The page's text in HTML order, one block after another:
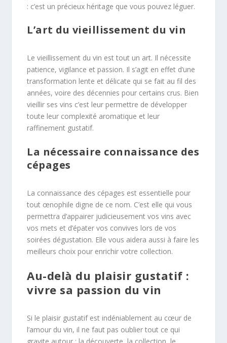
: c’est un précieux héritage que vous pouvez léguer.
L’art du vieillissement du vin
Le vieillissement du vin est tout un art. Il nécessite
patience, vigilance et passion. Il s’agit en effet d’une
transformation lente et délicate qui se fait au fil des
années, voire des décennies pour certains crus. Bien
vieillir ses vins c’est leur permettre de développer
toute leur complexité aromatique et leur
raffinement gustatif.
La nécessaire connaissance des
cépages
La connaissance des cépages est essentielle pour
tout œnophile digne de ce nom. C’est elle qui vous
permettra d’appairer judicieusement vos vins avec
vos mets et d’épater vos convives lors de vos
soirées dégustation. Elle vous aidera aussi à faire les
meilleurs choix pour enrichir votre collection.
Au-delà du plaisir gustatif :
vivre sa passion du vin
Si le plaisir gustatif est indéniablement au cœur de
l’amour du vin, il ne faut pas oublier tout ce qui